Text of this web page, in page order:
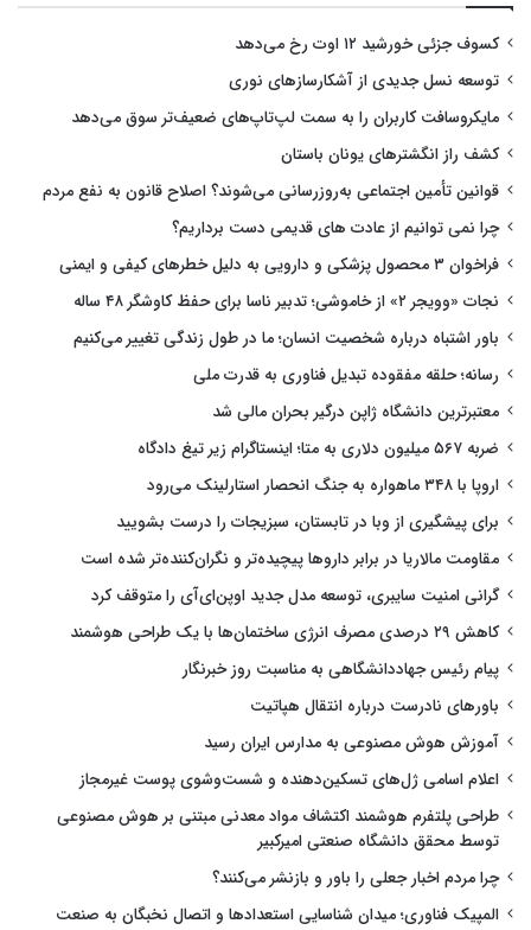
کسوف جزئی خورشید ۱۲ اوت رخ می‌دهد
توسعه نسل جدیدی از آشکارسازهای نوری
مایکروسافت کاربران را به سمت لپ‌تاپ‌های ضعیف‌تر سوق می‌دهد
کشف راز انگشترهای یونان باستان
قوانین تأمین اجتماعی به‌روزرسانی می‌شوند؟ اصلاح قانون به نفع مردم
چرا نمی توانیم از عادت های قدیمی دست برداریم؟
فراخوان ۳ محصول پزشکی و دارویی به دلیل خطرهای کیفی و ایمنی
نجات «وویجر ۲» از خاموشی؛ تدبیر ناسا برای حفظ کاوشگر ۴۸ ساله
باور اشتباه درباره شخصیت انسان؛ ما در طول زندگی تغییر می‌کنیم
رسانه؛ حلقه مفقوده تبدیل فناوری به قدرت ملی
معتبرترین دانشگاه ژاپن درگیر بحران مالی شد
ضربه ۵۶۷ میلیون دلاری به متا؛ اینستاگرام زیر تیغ دادگاه
اروپا با ۳۴۸ ماهواره به جنگ انحصار استارلینک می‌رود
برای پیشگیری از وبا در تابستان، سبزیجات را درست بشویید
مقاومت مالاریا در برابر داروها پیچیده‌تر و نگران‌کننده‌تر شده است
گرانی امنیت سایبری، توسعه مدل جدید اوپن‌ای‌آی را متوقف کرد
کاهش ۲۹ درصدی مصرف انرژی ساختمان‌ها با یک طراحی هوشمند
پیام رئیس جهاددانشگاهی به مناسبت روز خبرنگار
باورهای نادرست درباره انتقال هپاتیت
آموزش هوش مصنوعی به مدارس ایران رسید
اعلام اسامی ژل‌های تسکین‌دهنده و شست‌وشوی پوست غیرمجاز
طراحی پلتفرم هوشمند اکتشاف مواد معدنی مبتنی بر هوش مصنوعی
توسط محقق دانشگاه صنعتی امیرکبیر
چرا مردم اخبار جعلی را باور و بازنشر می‌کنند؟
المپیک فناوری؛ میدان شناسایی استعدادها و اتصال نخبگان به صنعت